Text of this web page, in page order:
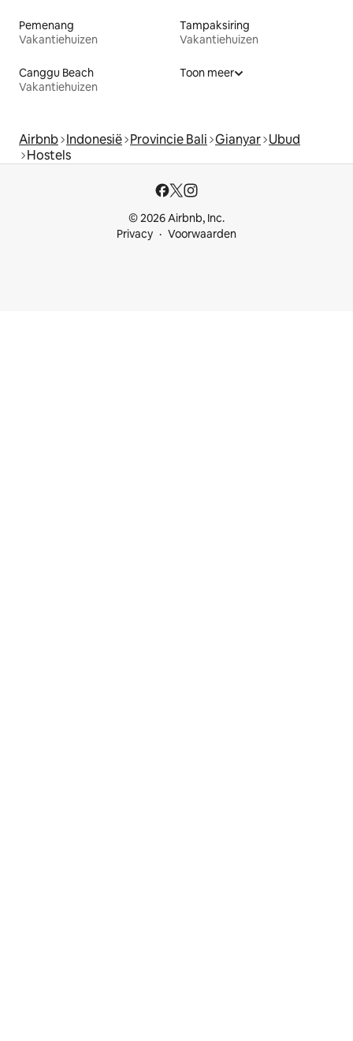
Pemenang
Vakantiehuizen
Tampaksiring
Vakantiehuizen
Canggu Beach
Vakantiehuizen
Toon meer
Airbnb Indonesië Provincie Bali Gianyar Ubud
Hostels
© 2026 Airbnb, Inc.
Privacy
Voorwaarden